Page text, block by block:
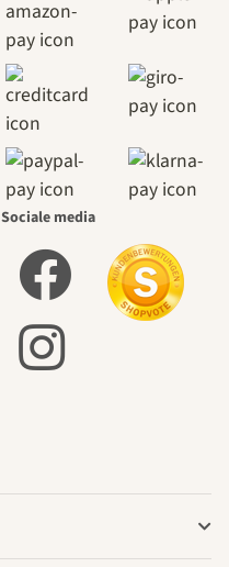
Sociale media